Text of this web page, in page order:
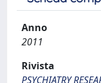
Anno
2011
Rivista
PSYCHIATRY